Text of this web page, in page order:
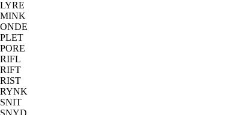
LYRE
MINK
ONDE
PLET
PORE
RIFL
RIFT
RIST
RYNK
SNIT
SNYD